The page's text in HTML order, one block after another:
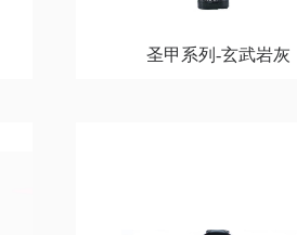
圣甲系列-玄武岩灰